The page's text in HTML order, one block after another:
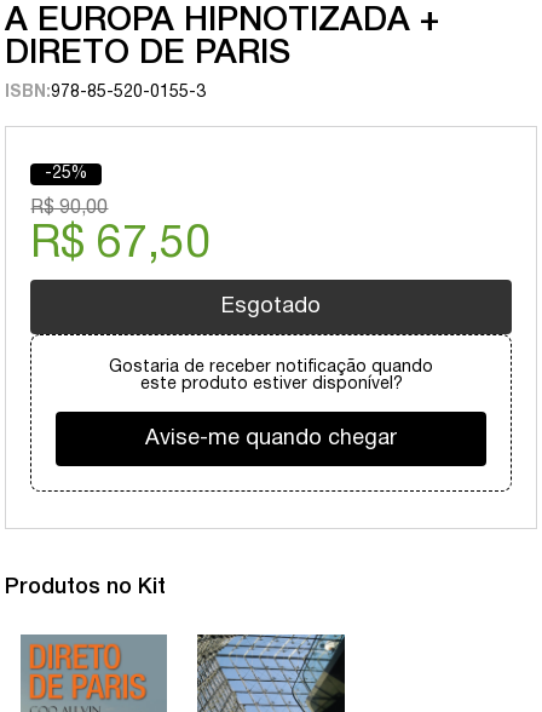
A EUROPA HIPNOTIZADA +
DIRETO DE PARIS
ISBN:978-85-520-0155-3
-25%
R$ 90,00
R$ 67,50
Esgotado
Gostaria de receber notificação quando
este produto estiver disponível?
Avise-me quando chegar
Produtos no Kit